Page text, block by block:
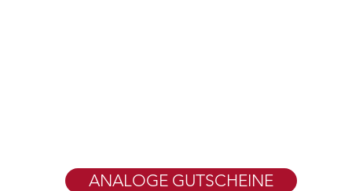
ANALOGE GUTSCHEINE